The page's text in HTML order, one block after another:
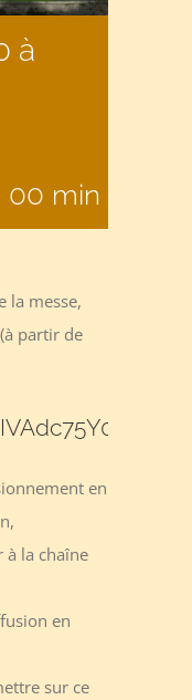
à
00 min
la messe,
partir de
en
à la chaîne
en
sur ce